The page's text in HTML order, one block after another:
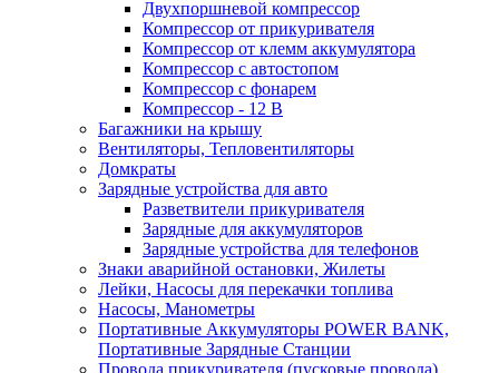
Двухпоршневой компрессор
Компрессор от прикуривателя
Компрессор от клемм аккумулятора
Компрессор с автостопом
Компрессор с фонарем
Компрессор - 12 В
Багажники на крышу
Вентиляторы, Тепловентиляторы
Домкраты
Зарядные устройства для авто
Разветвители прикуривателя
Зарядные для аккумуляторов
Зарядные устройства для телефонов
Знаки аварийной остановки, Жилеты
Лейки, Насосы для перекачки топлива
Насосы, Манометры
Портативные Аккумуляторы POWER BANK,
Портативные Зарядные Станции
Провода прикуривателя (пусковые провода)